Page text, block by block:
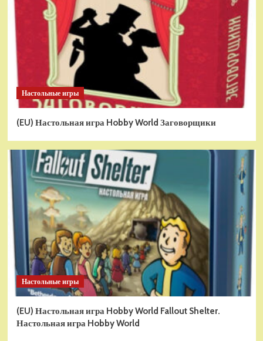
Настольные игры
(EU) Настольная игра Hobby World Заговорщики
Настольные игры
(EU) Настольная игра Hobby World Fallout Shelter.
Настольная игра Hobby World